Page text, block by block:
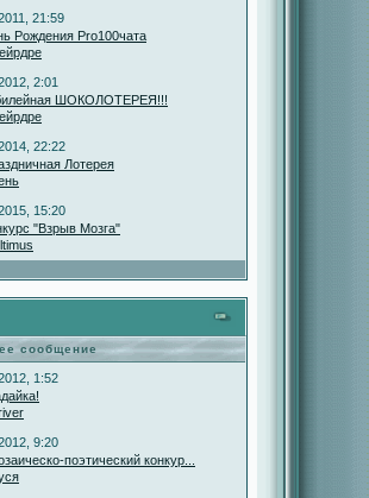
21:59
Рождения Pro100чата
2:01
ШОКОЛОТЕРЕЯ!!!
22:22
Лотерея
15:20
"Взрыв Мозга"
сообщение
1:52
9:20
поэтический конкур...